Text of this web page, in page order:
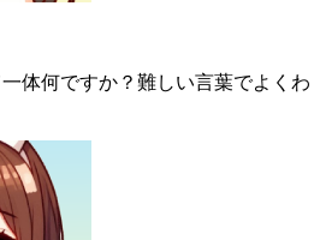
体何ですか？難しい言葉でよくわ